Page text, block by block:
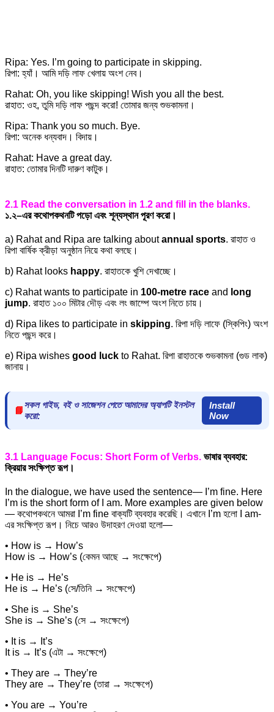
Ripa: Yes. I’m going to participate in skipping.
রিপা: হ্যাঁ। আমি দড়ি লাফ খেলায় অংশ নেব।
Rahat: Oh, you like skipping! Wish you all the best.
রাহাত: ওহ, তুমি দড়ি লাফ পছন্দ করো! তোমার জন্য শুভকামনা।
Ripa: Thank you so much. Bye.
রিপা: অনেক ধন্যবাদ। বিদায়।
Rahat: Have a great day.
রাহাত: তোমার দিনটি দারুণ কাটুক।
2.1 Read the conversation in 1.2 and fill in the blanks.
১.২–এর কথোপকথনটি পড়ো এবং শূন্যস্থান পূরণ করো।
a) Rahat and Ripa are talking aboutannual sports. রাহাত ও
রিপা বার্ষিক ক্রীড়া অনুষ্ঠান নিয়ে কথা বলছে।
b) Rahat looks happy. রাহাতকে খুশি দেখাচ্ছে।
c) Rahat wants to participate in 100-metre race and long
jump. রাহাত ১০০ মিটার দৌড় এবং লং জাম্পে অংশ নিতে চায়।
d) Ripa likes to participate in skipping. রিপা দড়ি লাফে (স্কিপিং) অংশ
নিতে পছন্দ করে।
e) Ripa wishes good luck to Rahat. রিপা রাহাতকে শুভকামনা (গুড লাক)
জানায়।
📘
সকল গাইড, বই ও সাজেশন পেতে আমাদের অ্যাপটি ইনস্টল
করো:
Install
Now
3.1 Language Focus: Short Form of Verbs. ভাষার ব্যবহার:
ক্রিয়ার সংক্ষিপ্ত রূপ।
In the dialogue, we have used the sentence— I’m fine. Here
I’m is the short form of I am. More examples are given below
— কথোপকথনে আমরা I’m fine বাক্যটি ব্যবহার করেছি। এখানে I’m হলো I am-
এর সংক্ষিপ্ত রূপ। নিচে আরও উদাহরণ দেওয়া হলো—
• How is → How’s
How is → How’s (কেমন আছে → সংক্ষেপে)
• He is → He’s
He is → He’s (সে/তিনি → সংক্ষেপে)
• She is → She’s
She is → She’s (সে → সংক্ষেপে)
• It is → It’s
It is → It’s (এটা → সংক্ষেপে)
• They are → They’re
They are → They’re (তারা → সংক্ষেপে)
• You are → You’re